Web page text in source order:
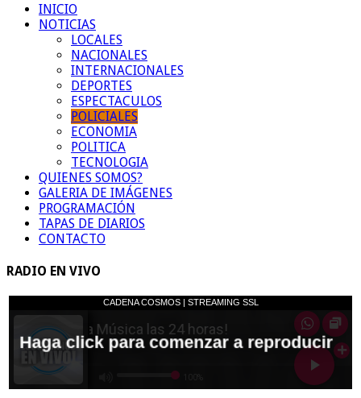
INICIO
NOTICIAS
LOCALES
NACIONALES
INTERNACIONALES
DEPORTES
ESPECTACULOS
POLICIALES
ECONOMIA
POLITICA
TECNOLOGIA
QUIENES SOMOS?
GALERIA DE IMÁGENES
PROGRAMACIÓN
TAPAS DE DIARIOS
CONTACTO
RADIO EN VIVO